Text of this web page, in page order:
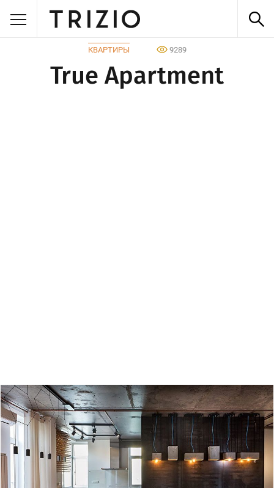
КВАРТИРЫ 9289
True Apartment